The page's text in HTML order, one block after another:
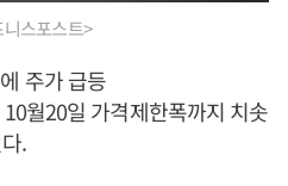
스포스트>
주가 급등
월20일 가격제한폭까지 치솟
.